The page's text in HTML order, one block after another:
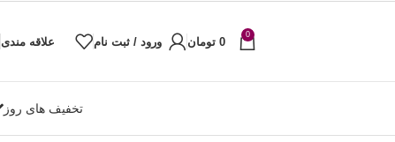
0
0 تومان ورود / ثبت نام علاقه مندی
تخفیف های روز